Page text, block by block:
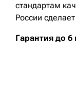
стандартам
России
Гарантия до 6